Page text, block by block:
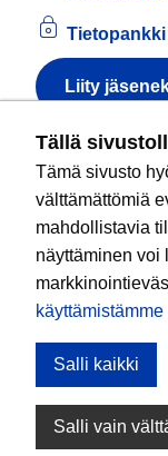
Tällä
Tämä sivusto
välttämättömiä
mahdollistavia
näyttäminen voi
Salli kaikki
Salli vain
Tietopankki
Liity
Tietoa
Kansallinen
eläkeläisten
sekä valvoo
noudattaen.
Tule mukaan!